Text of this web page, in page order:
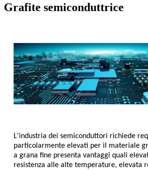
Grafite semiconduttrice
L'industria dei semiconduttori richiede
particolarmente elevati per il materiale
a grana fine presenta vantaggi quali
resistenza alle alte temperature, elevata